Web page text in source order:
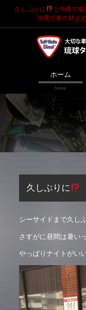
久しぶりに
| 沖縄で
沖縄で車の錆止
ホーム
久しぶりに
シーサイドまで久し
さすがに昼間は暑い
やっぱりナイトがい